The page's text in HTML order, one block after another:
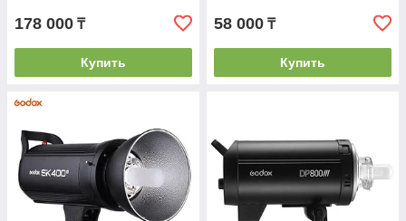
178 000 ₸
Купить
58 000 ₸
Купить